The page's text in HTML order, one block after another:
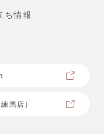
ち情報
馬店)